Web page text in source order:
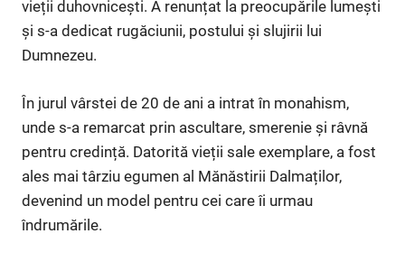
vieții duhovnicești. A renunțat la preocupările lumești
și s-a dedicat rugăciunii, postului și slujirii lui
Dumnezeu.
În jurul vârstei de 20 de ani a intrat în monahism,
unde s-a remarcat prin ascultare, smerenie și râvnă
pentru credință. Datorită vieții sale exemplare, a fost
ales mai târziu egumen al Mănăstirii Dalmaților,
devenind un model pentru cei care îi urmau
îndrumările.